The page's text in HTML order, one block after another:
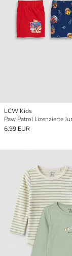
LCW Kids
6.99 EUR